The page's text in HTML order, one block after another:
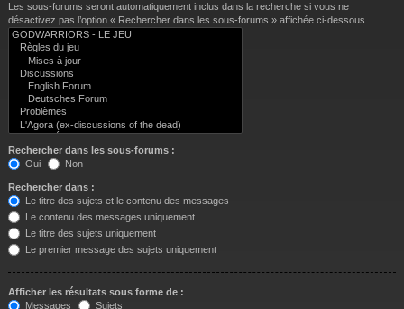
Les sous-forums seront automatiquement inclus dans la recherche si vous ne
désactivez pas l’option « Rechercher dans les sous-forums » affichée ci-dessous.
Rechercher dans les sous-forums :
Oui
Non
Rechercher dans :
Le titre des sujets et le contenu des messages
Le contenu des messages uniquement
Le titre des sujets uniquement
Le premier message des sujets uniquement
Afficher les résultats sous forme de :
Messages
Sujets